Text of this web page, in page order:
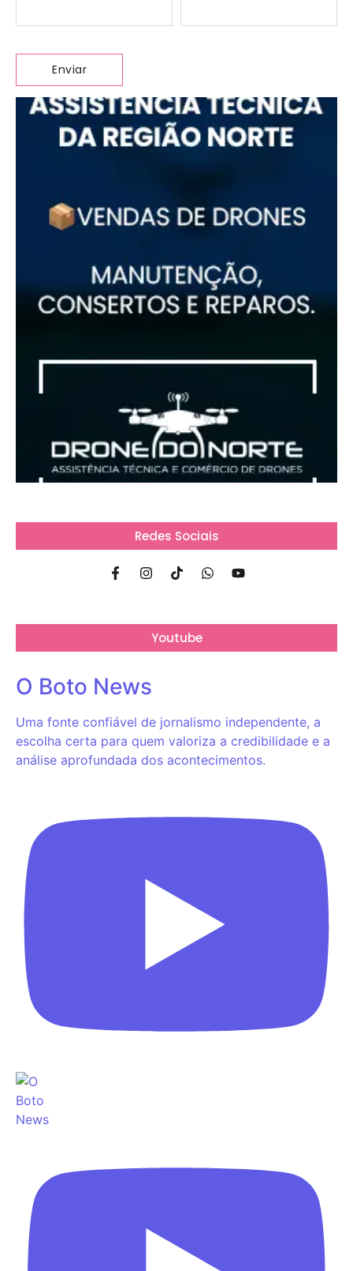
Redes Sociais
Youtube
O Boto News
Uma fonte confiável de jornalismo independente, a
escolha certa para quem valoriza a credibilidade e a
análise aprofundada dos acontecimentos.